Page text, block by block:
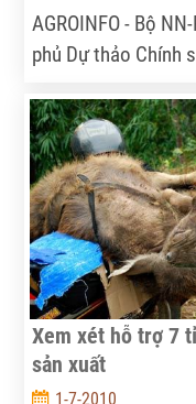
AGROINFO - Bộ
phủ Dự thảo Chính
2010-2011 theo
thất sau thu hoạch
Xem xét hỗ trợ 7
sản xuất
1-7-2010